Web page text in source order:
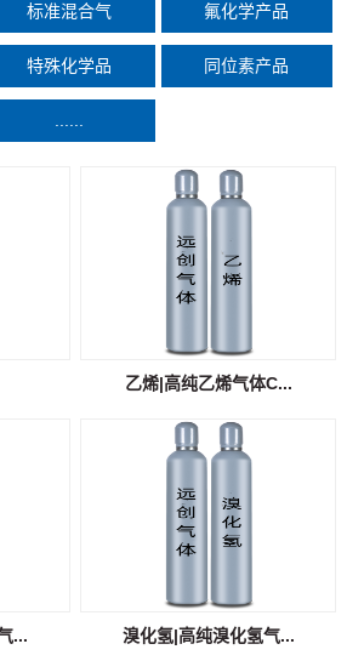
标准混合气 氟化学产品
特殊化学品 同位素产品
......
乙烯|高纯乙烯气体C...
... 溴化氢|高纯溴化氢气...